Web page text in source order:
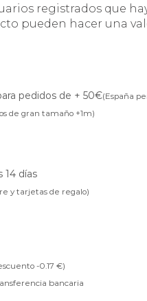
registrados que
pueden hacer una
pedidos de + 50€(España
de gran tamaño +1m)
14 días
y tarjetas de regalo)
-0.17 €)
bancaria